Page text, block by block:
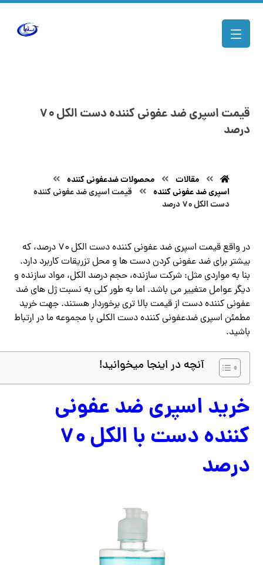
قیمت اسپری ضد عفونی کننده دست الکل ۷۰
درصد
مقالات
محصولات ضدعفونی کننده
اسپری ضد عفونی کننده
قیمت اسپری ضد عفونی کننده
دست الکل ۷۰ درصد
در واقع قیمت اسپری ضد عفونی کننده دست الکل ۷۰ درصد، که
بیشتر برای ضد عفونی کردن دست ها و محل تزریقات کاربرد دارد.
بنا به مواردی مثل: شرکت سازنده، حجم درصد الکل، مواد سازنده و
دیگر عوامل متغییر می باشد. اما به طور کلی به نسبت ژل های ضد
عفونی کننده دست از قیمت بالا تری برخوردار هستند. جهت خرید
مطمئن اسپری ضدعفونی کننده دست الکلی با مجموعه ما در ارتباط
باشید.
آنچه در اینجا میخوانید!
خرید اسپری ضد عفونی
کننده دست با الکل ۷۰
درصد